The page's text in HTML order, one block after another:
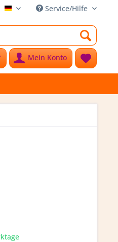
Stoffkleks Service/Hilfe
Mein Konto